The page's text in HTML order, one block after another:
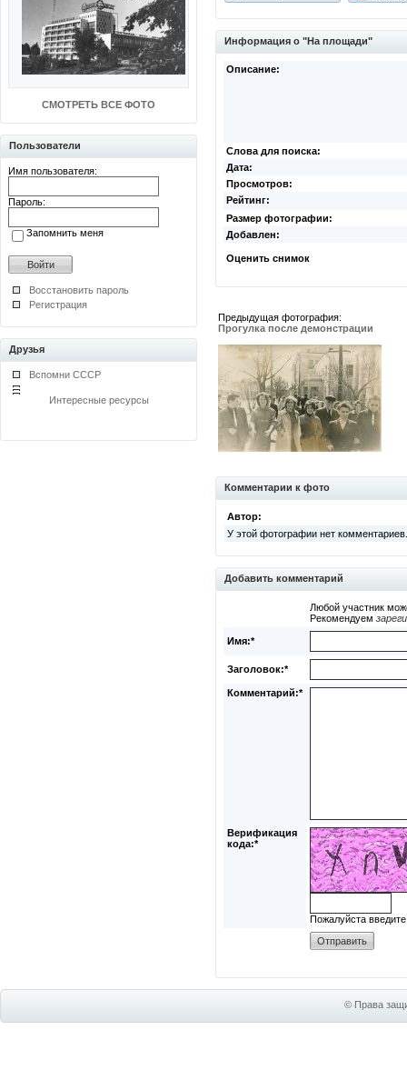
СМОТРЕТЬ ВСЕ ФОТО
Пользователи
Имя пользователя:
Пароль:
Запомнить меня
Восстановить пароль
Регистрация
Друзья
Вспомни СССР
Интересные ресурсы
Информация о "На площади"
Описание:
Слова для поиска:
Дата:
Просмотров:
Рейтинг:
Размер фотографии:
Добавлен:
Оценить снимок
Предыдущая фотография:
Прогулка после демонстрации
Комментарии к фото
Автор:
У этой фотографии нет комментариев.
Добавить комментарий
Любой участник
Рекомендуем
Имя:*
Заголовок:*
Комментарий:*
Верификация
кода:*
Пожалуйста
© Права